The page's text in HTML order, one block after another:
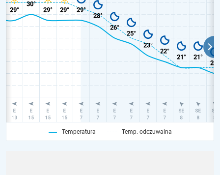
Temperatura Temp. odczuwalna